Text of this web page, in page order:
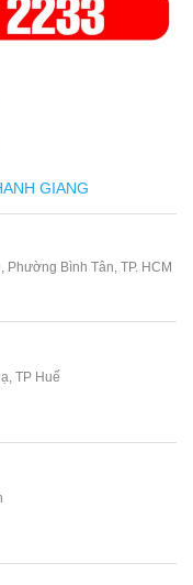
GIANG
Bình Tân, TP. HCM
TP Huế